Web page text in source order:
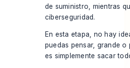
de suministro, mientras
ciberseguridad.
En esta etapa, no hay
puedas pensar, grande
es simplemente sacar